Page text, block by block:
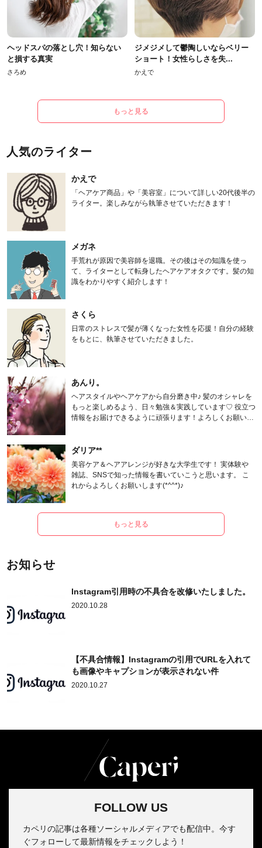
ヘッドスパの落とし穴！知らない
と損する真実
さろめ
ジメジメして鬱陶しいならベリー
ショート！女性らしさを失...
かえで
もっと見る
人気のライター
かえで
「ヘアケア商品」や「美容室」について詳しい20代後半の
ライター。楽しみながら執筆させていただきます！
メガネ
手荒れが原因で美容師を退職。その後はその知識を使っ
て、ライターとして転身したヘアケアオタクです。髪の知
識をわかりやすく紹介します！
さくら
日常のストレスで髪が薄くなった女性を応援！自分の経験
をもとに、執筆させていただきました。
あんり。
ヘアスタイルやヘアケアから自分磨き中♪ 髪のオシャレを
もっと楽しめるよう、日々勉強＆実践しています♡ 役立つ
情報をお届けできるように頑張ります！よろしくお願いし
ダリア**
美容ケア＆ヘアアレンジが好きな大学生です！ 実体験や
雑誌、SNSで知った情報を書いていこうと思います。 こ
れからよろしくお願いします(*^^*)♪
もっと見る
お知らせ
Instagram引用時の不具合を改修いたしました。
2020.10.28
【不具合情報】Instagramの引用でURLを入れて
も画像やキャプションが表示されない件
2020.10.27
FOLLOW US
カペリの記事は各種ソーシャルメディアでも配信中。今す
ぐフォローして最新情報をチェックしよう！